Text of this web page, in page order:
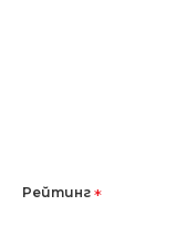
Рейтинг